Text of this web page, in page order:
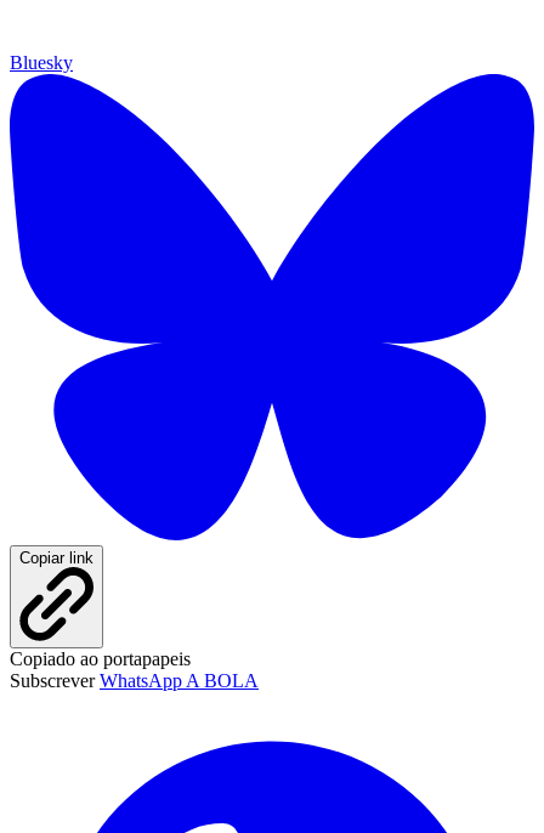
Bluesky
Copiar link
Copiado ao portapapeis
SubscreverWhatsApp A BOLA